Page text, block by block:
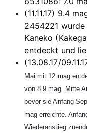
(11.11.17) 9.4
2454221 wurde
Kaneko
entdeckt und
(13.08.17/
Mai mit 12 mag
von 8.9 mag. Mitte
bevor sie Anfang
mag erreichte.
Wiederanstieg